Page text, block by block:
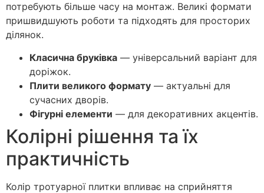
потребують більше часу на монтаж. Великі формати
пришвидшують роботи та підходять для просторих
ділянок.
Класична бруківка — універсальний варіант для
доріжок.
Плити великого формату — актуальні для
сучасних дворів.
Фігурні елементи — для декоративних акцентів.
Колірні рішення та їх
практичність
Колір тротуарної плитки впливає на сприйняття